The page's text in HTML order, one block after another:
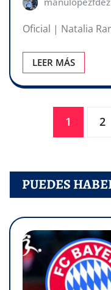
Oficial | Natalia
LEER MÁS
Paginación
entradas
1 2
PUEDES